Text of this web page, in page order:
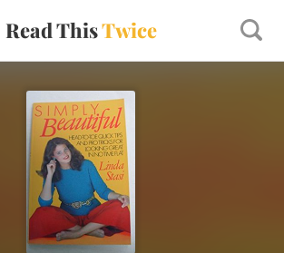
Read ThisTwice